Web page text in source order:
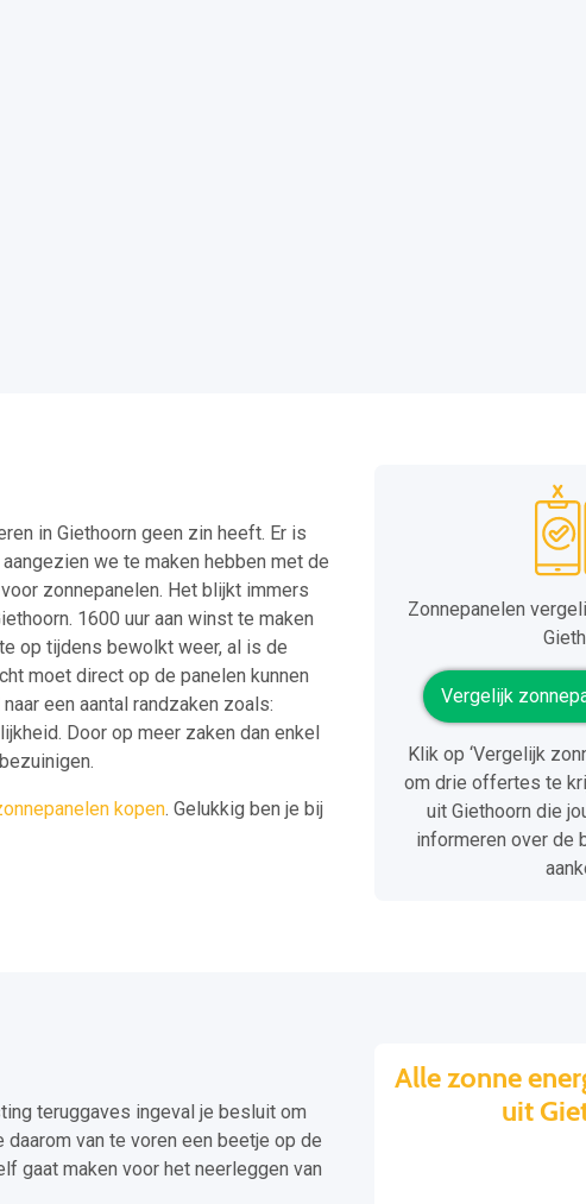
in Giethoorn geen zin heeft. Er is
we te maken hebben met de
zonnepanelen. Het blijkt immers
1600 uur aan winst te maken
op tijdens bewolkt weer, al is de
moet direct op de panelen kunnen
een aantal randzaken zoals:
Door op meer zaken dan enkel
kopen. Gelukkig ben je bij
Zonnepanelen
Vergelijk
Klik op ‘Vergelijk
om drie offertes te
uit Giethoorn die
informeren over de
teruggaves ingeval je besluit om
van te voren een beetje op de
gaat maken voor het neerleggen van
Alle zonne
uit